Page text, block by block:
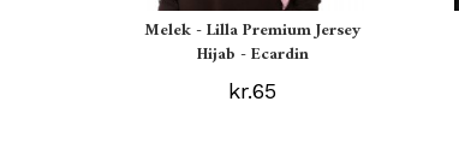
Melek - Lilla Premium Jersey
Hijab - Ecardin
kr.65